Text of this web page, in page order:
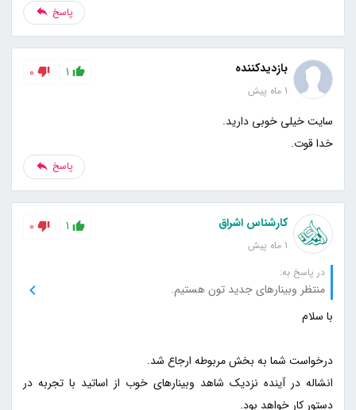
پاسخ
بازدیدکننده
1 ماه پیش
1
0
خدا قوت.
پاسخ
کارشناس اشراق
1 ماه پیش
1
0
در پاسخ به:
منتظر وبینارهای جدید تون هستیم.
انشاله در آینده نزدیک شاهد وبینارهای خوب از اساتید با تجربه در